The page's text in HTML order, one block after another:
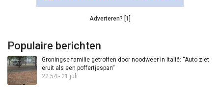
Adverteren? [1]
Populaire berichten
Groningse familie getroffen door noodweer in Italië: “Auto ziet
eruit als een poffertjespan”
22:54 - 21 juli